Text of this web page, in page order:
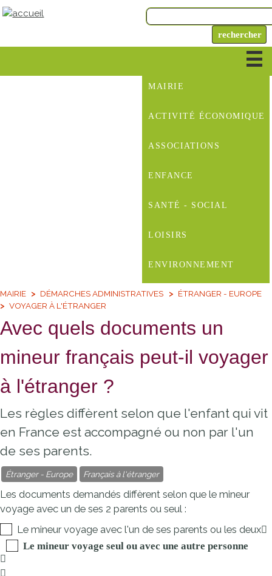
MAIRIE
ACTIVITÉ ÉCONOMIQUE
ASSOCIATIONS
ENFANCE
SANTÉ - SOCIAL
LOISIRS
ENVIRONNEMENT
MAIRIE DÉMARCHES ADMINISTRATIVES
ÉTRANGER - EUROPE
VOYAGER À L'ÉTRANGER
Avec quels documents un
mineur français peut-il voyager
à l'étranger ?
Les règles diffèrent selon que l'enfant qui vit
en France est accompagné ou non par l'un
de ses parents.
Étranger - Europe Français à l'étranger
Les documents demandés diffèrent selon que le mineur
voyage avec un de ses 2 parents ou seul :
Le mineur voyage avec l'un de ses parents ou les deux
Le mineur voyage seul ou avec une autre personne